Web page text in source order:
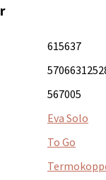
en smart
gjør
En funksjonell
farten.
615637
567005
Eva Solo
To Go
Thon Senter